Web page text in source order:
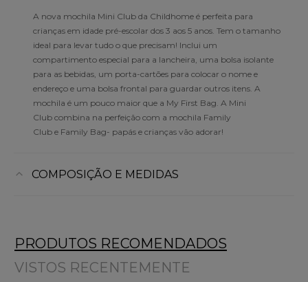
A nova mochila Mini Club da Childhome é perfeita para
crianças em idade pré-escolar dos 3 aos 5 anos. Tem o tamanho
ideal para levar tudo o que precisam! Inclui um
compartimento especial para a lancheira, uma bolsa isolante
para as bebidas, um porta-cartões para colocar o nome e
endereço e uma bolsa frontal para guardar outros itens. A
mochila é um pouco maior que a My First Bag. A Mini
Club combina na perfeição com a mochila Family
Club e Family Bag- papás e crianças vão adorar!
COMPOSIÇÃO E MEDIDAS
PRODUTOS RECOMENDADOS
VISTOS RECENTEMENTE